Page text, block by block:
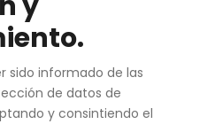
sido informado de las
de datos de
y consintiendo el